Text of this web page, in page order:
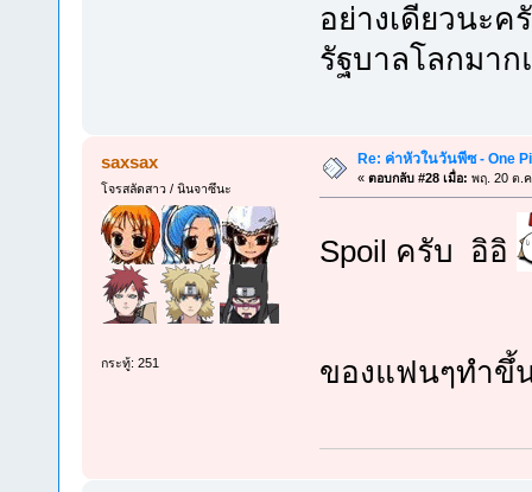
อย่างเดียวนะ
รัฐบาลโลกมา
saxsax
โจรสลัดสาว / นินจาซึนะ
กระทู้: 251
Re: ค่าหัวในวันพีซ - One
« ตอบกลับ #28 เมื่อ: พฤ. 20 ต.ค
Spoil ครับ อิอิ
ของแฟนๆทำขึ้